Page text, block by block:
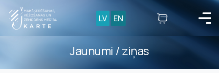
LV EN
Jaunumi / ziņas